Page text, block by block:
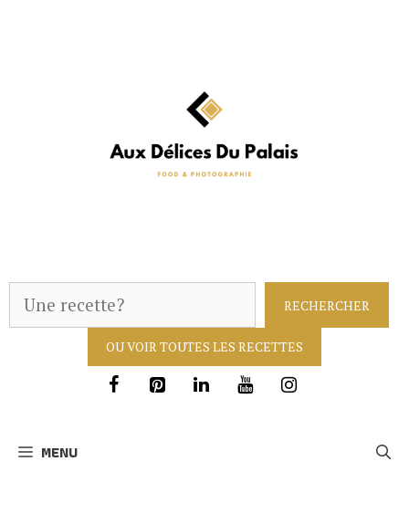
e
c
h
RECHERCHER
OU VOIR TOUTES LES RECETTES
MENU